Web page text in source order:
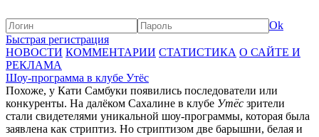
Ok
Быстрая регистрация
НОВОСТИ КОММЕНТАРИИ СТАТИСТИКА О САЙТЕ И
РЕКЛАМА
Шоу-программа в клубе Утёс
Похоже, у Кати Самбуки появились последователи или
конкуренты. На далёком Сахалине в клубе Утёс зрители
стали свидетелями уникальной шоу-программы, которая была
заявлена как стриптиз. Но стриптизом две барышни, белая и